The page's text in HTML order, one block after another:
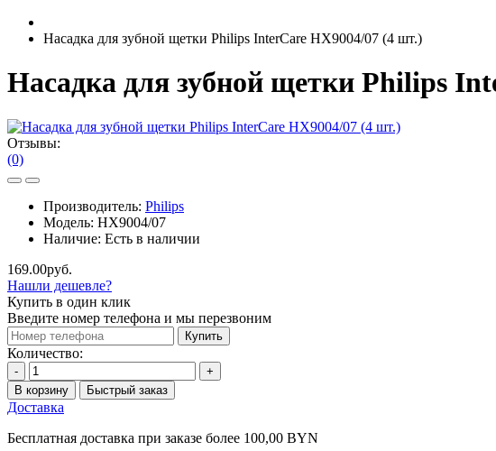
Насадка для зубной щетки Philips InterCare HX9004/07 (4 шт.)
Насадка для зубной щетки Philips
Отзывы:
(0)
Производитель: Philips
Модель: HX9004/07
Наличие: Есть в наличии
169.00руб.
Нашли дешевле?
Купить в один клик
Введите номер телефона и мы перезвоним
Купить
Количество:
-
+
В корзину
Быстрый заказ
Доставка
Бесплатная доставка при заказе более 100,00 BYN